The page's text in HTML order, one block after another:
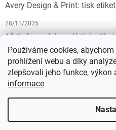
Používáme cookies,
prohlížení webu a díky
zlepšovali jeho funkce, výkon
informace
Avery Design & Print: tisk
28/11/2025
10 tipů pro dokonalý tisk
výsledek bez starostí
19/07/2025